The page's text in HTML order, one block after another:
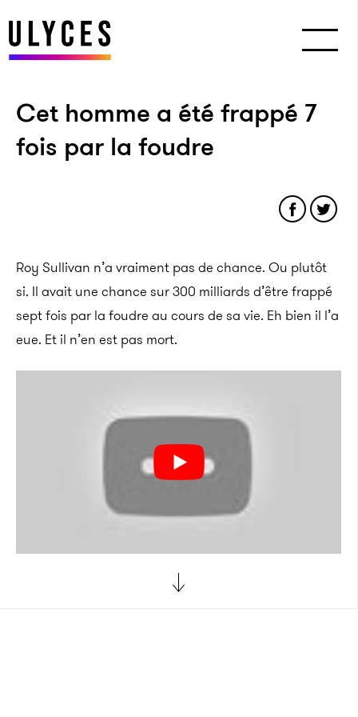
Cet homme a été frappé 7
fois par la foudre
Roy Sullivan n’a vraiment pas de chance. Ou plutôt
si. Il avait une chance sur 300 milliards d’être frappé
sept fois par la foudre au cours de sa vie. Eh bien il l’a
eue. Et il n’en est pas mort.